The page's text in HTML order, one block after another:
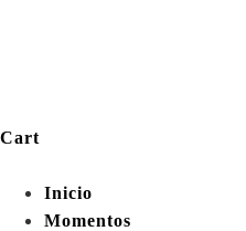
Cart
Inicio
Momentos